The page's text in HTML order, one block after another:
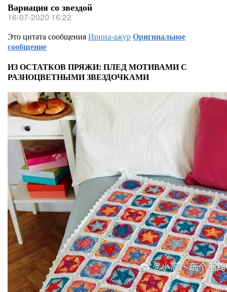
Вариация со звездой
16-07-2020 16:22
Это цитата сообщенияИрина-ажурОригинальное
сообщение
ИЗ ОСТАТКОВ ПРЯЖИ: ПЛЕД МОТИВАМИ С
РАЗНОЦВЕТНЫМИ ЗВЕЗДОЧКАМИ